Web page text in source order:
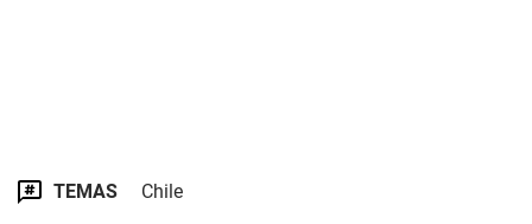
TEMAS Chile